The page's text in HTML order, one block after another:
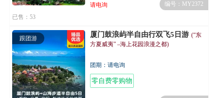
请电询
编号：MY2372
已售：53
跟团游 厦门鼓浪屿半自由行双飞5日游 (“东
方夏威夷” –海上花园浪漫之都)
团期：请电询
零自费零购物